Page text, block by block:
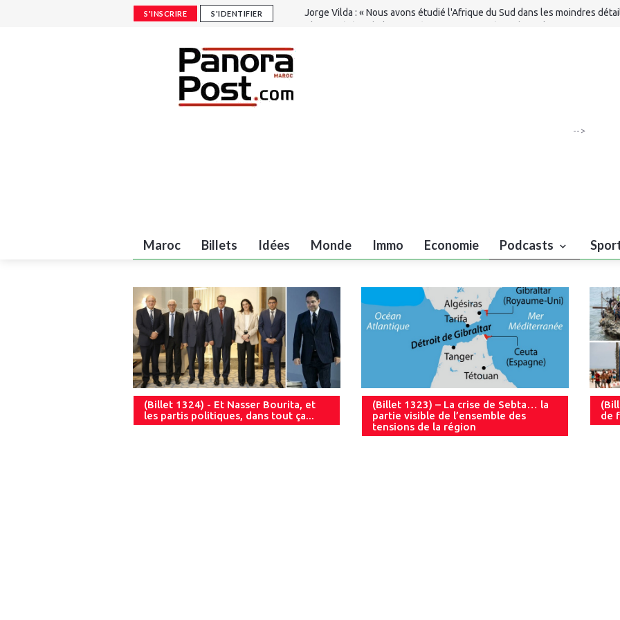
S'INSCRIRE S'IDENTIFIER
Jorge Vilda : « Nous avons étudié l'Afrique du Sud dans les moindres
-->
Maroc Billets Idées Monde Immo Economie Podcasts
(Billet 1324) - Et Nasser Bourita, et
les partis politiques, dans tout ça...
(Billet 1323) – La crise de Sebta… la
partie visible de l’ensemble des
tensions de la région
de